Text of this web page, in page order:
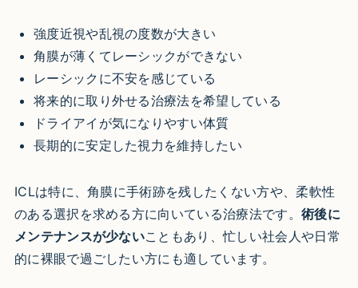
強度近視や乱視の度数が大きい
角膜が薄くてレーシックができない
レーシックに不安を感じている
将来的に取り外せる治療法を希望している
ドライアイが気になりやすい体質
長期的に安定した視力を維持したい
ICLは特に、角膜に手術跡を残したくない方や、柔軟性
のある選択を求める方に向いている治療法です。術後に
メンテナンスが少ないこともあり、忙しい社会人や日常
的に裸眼で過ごしたい方にも適しています。